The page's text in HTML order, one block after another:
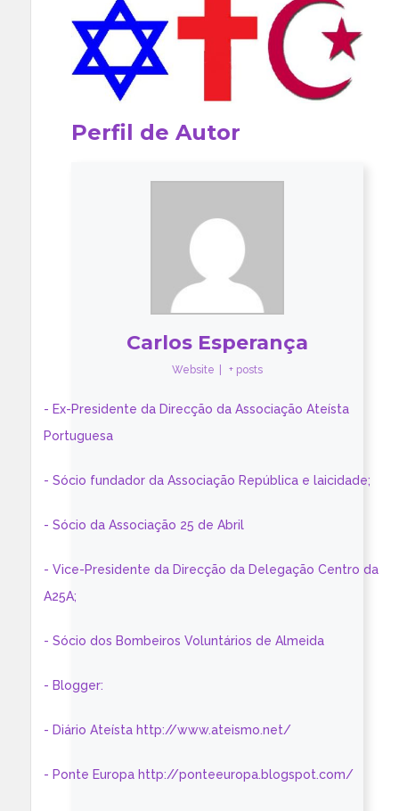
Perfil de Autor
Carlos Esperança
Website + posts
- Ex-Presidente da Direcção da Associação Ateísta
Portuguesa
- Sócio fundador da Associação República e laicidade;
- Sócio da Associação 25 de Abril
- Vice-Presidente da Direcção da Delegação Centro da
A25A;
- Sócio dos Bombeiros Voluntários de Almeida
- Blogger:
- Diário Ateísta http://www.ateismo.net/
- Ponte Europa http://ponteeuropa.blogspot.com/